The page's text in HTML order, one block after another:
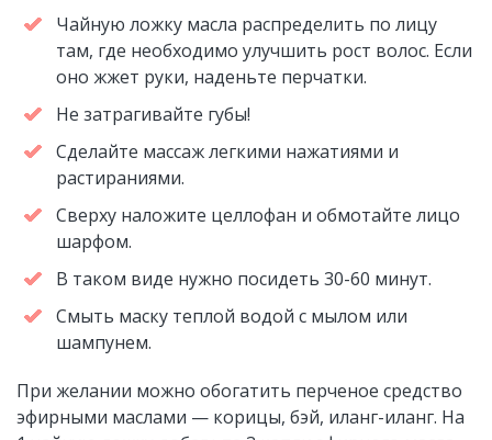
Чайную ложку масла распределить по лицу
там, где необходимо улучшить рост волос. Если
оно жжет руки, наденьте перчатки.
Не затрагивайте губы!
Сделайте массаж легкими нажатиями и
растираниями.
Сверху наложите целлофан и обмотайте лицо
шарфом.
В таком виде нужно посидеть 30-60 минут.
Смыть маску теплой водой с мылом или
шампунем.
При желании можно обогатить перченое средство
эфирными маслами — корицы, бэй, иланг-иланг. На